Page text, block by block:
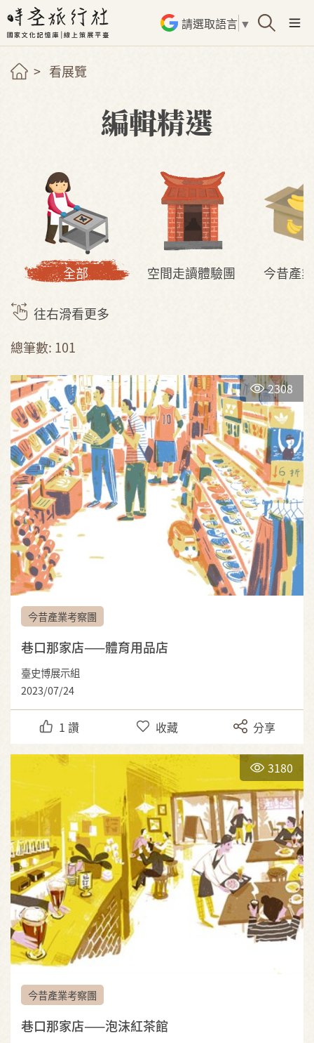
請選取語言 ▼
看展覽
編輯精選
全部 空間走讀體驗團 今昔產
往右滑看更多
總筆數: 101
2308
今昔產業考察團
巷口那家店——體育用品店
臺史博展示組
2023/07/24
1 讚 收藏 分享
3180
今昔產業考察團
巷口那家店——泡沫紅茶館